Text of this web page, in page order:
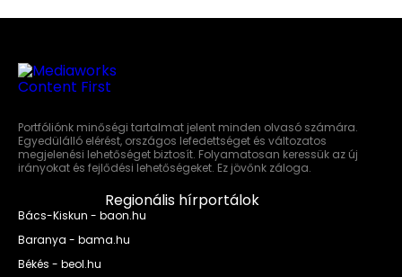
Portfóliónk minőségi tartalmat jelent minden olvasó számára.
Egyedülálló elérést, országos lefedettséget és változatos
megjelenési lehetőséget biztosít. Folyamatosan keressük az új
irányokat és fejlődési lehetőségeket. Ez jövőnk záloga.
Regionális hírportálok
Bács-Kiskun - baon.hu
Baranya - bama.hu
Békés - beol.hu